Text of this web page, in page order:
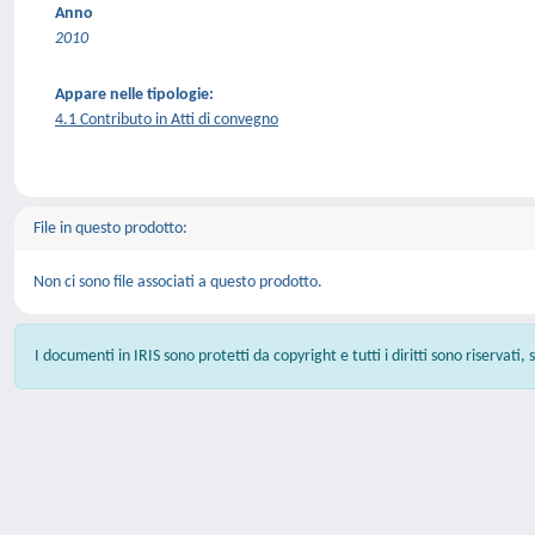
Anno
2010
Appare nelle tipologie:
4.1 Contributo in Atti di convegno
File in questo prodotto:
Non ci sono file associati a questo prodotto.
I documenti in IRIS sono protetti da copyright e tutti i diritti sono riservati,